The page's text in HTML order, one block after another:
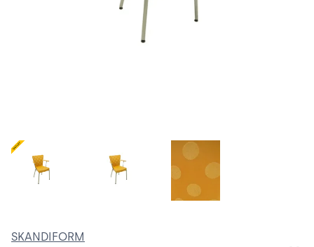
iwdOH8WZ-j48.webpSalutegul-2.webp
SKANDIFORM